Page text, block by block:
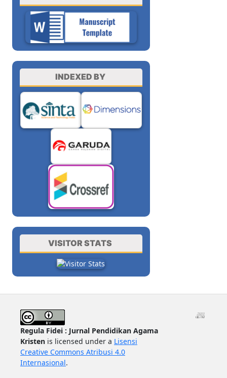
INDEXED BY
VISITOR STATS
Regula Fidei : Jurnal Pendidikan Agama
Kristen is licensed under a Lisensi
Creative Commons Atribusi 4.0
Internasional.